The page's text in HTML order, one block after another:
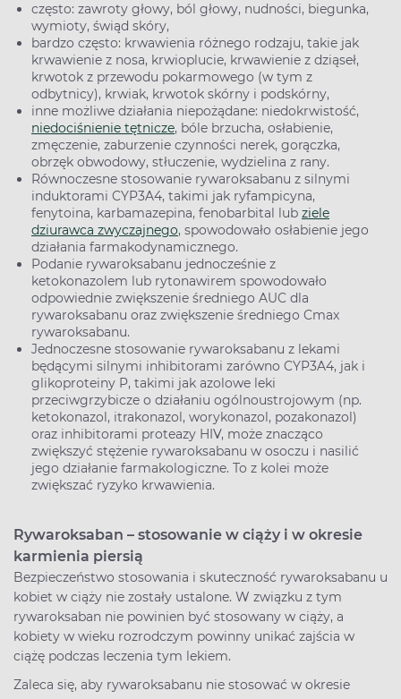
często: zawroty głowy, ból głowy, nudności, biegunka,
wymioty, świąd skóry,
bardzo często: krwawienia różnego rodzaju, takie jak
krwawienie z nosa, krwioplucie, krwawienie z dziąseł,
krwotok z przewodu pokarmowego (w tym z
odbytnicy), krwiak, krwotok skórny i podskórny,
inne możliwe działania niepożądane: niedokrwistość,
niedociśnienie tętnicze, bóle brzucha, osłabienie,
zmęczenie, zaburzenie czynności nerek, gorączka,
obrzęk obwodowy, stłuczenie, wydzielina z rany.
Równoczesne stosowanie rywaroksabanu z silnymi
induktorami CYP3A4, takimi jak ryfampicyna,
fenytoina, karbamazepina, fenobarbital lub ziele
dziurawca zwyczajnego, spowodowało osłabienie jego
działania farmakodynamicznego.
Podanie rywaroksabanu jednocześnie z
ketokonazolem lub rytonawirem spowodowało
odpowiednie zwiększenie średniego AUC dla
rywaroksabanu oraz zwiększenie średniego Cmax
rywaroksabanu.
Jednoczesne stosowanie rywaroksabanu z lekami
będącymi silnymi inhibitorami zarówno CYP3A4, jak i
glikoproteiny P, takimi jak azolowe leki
przeciwgrzybicze o działaniu ogólnoustrojowym (np.
ketokonazol, itrakonazol, worykonazol, pozakonazol)
oraz inhibitorami proteazy HIV, może znacząco
zwiększyć stężenie rywaroksabanu w osoczu i nasilić
jego działanie farmakologiczne. To z kolei może
zwiększać ryzyko krwawienia.
Rywaroksaban – stosowanie w ciąży i w okresie
karmienia piersią
Bezpieczeństwo stosowania i skuteczność rywaroksabanu u
kobiet w ciąży nie zostały ustalone. W związku z tym
rywaroksaban nie powinien być stosowany w ciąży, a
kobiety w wieku rozrodczym powinny unikać zajścia w
ciążę podczas leczenia tym lekiem.
Zaleca się, aby rywaroksabanu nie stosować w okresie